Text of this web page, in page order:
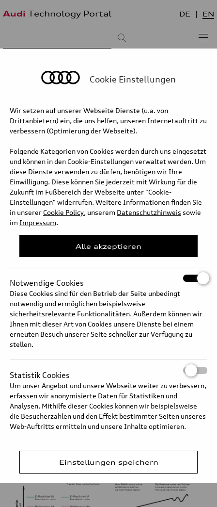
Audi Technology Portal DE EN
älteste zuerst
Audi Q6 e-tron – Recuperation and
brake blending
recuperation in the Audi Q6 e-tron. Around 95 percent of all
braking processes in everyday driving can be covered by
recuperation and thus contribute to the efficeincy and range of the
vehicle.
Full text
Cookie Einstellungen
Wir setzen auf unserer Webseite Dienste (u.a. von
Drittanbietern) ein, die uns helfen, unseren Internetauftritt zu
verbessern (Optimierung der Webseite).
Folgende Kategorien von Cookies werden durch uns eingesetzt
und können in den Cookie-Einstellungen verwaltet werden. Um
diese Dienste verwenden zu dürfen, benötigen wir Ihre
Einwilligung. Diese können Sie jederzeit mit Wirkung für die
Zukunft im Fußbereich der Webseite unter "Cookie-
Einstellungen" widerrufen. Weitere Informationen finden Sie
in unserer Cookie Policy, unserem Datenschutzhinweis sowie
im Impressum.
Alle akzeptieren
Notwendige Cookies
Diese Cookies sind für den Betrieb der Seite unbedingt
notwendig und ermöglichen beispielsweise
sicherheitsrelevante Funktionalitäten. Außerdem können wir
Ihnen mit dieser Art von Cookies unsere Dienste bei einem
erneuten Besuch unserer Seite schneller zur Verfügung zu
stellen.
Statistik Cookies
Um unser Angebot und unsere Webseite weiter zu verbessern,
erfassen wir anonymisierte Daten für Statistiken und
Analysen. Mithilfe dieser Cookies können wir beispielsweise
die Besucherzahlen und den Effekt bestimmter Seiten unseres
Web-Auftritts ermitteln und unsere Inhalte optimieren.
Einstellungen speichern